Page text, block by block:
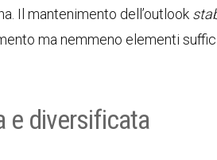
Il mantenimento dell’outlook
ma nemmeno elementi
e diversificata